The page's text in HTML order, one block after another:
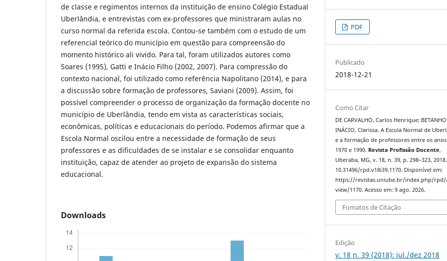
de classe e regimentos internos da instituição de ensino Colégio Estadual
Uberlândia, e entrevistas com ex-professores que ministraram aulas no
curso normal da referida escola. Contou-se também com o estudo de um
referencial teórico do município em questão para compreensão do
momento histórico ali vivido. Para tal, foram utilizados autores como
Soares (1995), Gatti e Inácio Filho (2002, 2007). Para compressão do
contexto nacional, foi utilizado como referência Napolitano (2014), e para
a discussão sobre formação de professores, Saviani (2009). Assim, foi
possível compreender o processo de organização da formação docente no
município de Uberlândia, tendo em vista as características sociais,
econômicas, políticas e educacionais do período. Podemos afirmar que a
Escola Normal oscilou entre a necessidade de formação de seus
professores e as dificuldades de se instalar e se consolidar enquanto
instituição, capaz de atender ao projeto de expansão do sistema
educacional.
Downloads
PDF
Publicado
2018-12-21
Como Citar
DE CARVALHO, Carlos Henrique; BETANHO
INÁCIO, Clarissa. A Escola Normal de
e a formação de professores entre os
1970 e 1990. Revista Profissão Docente,
Uberaba, MG, v. 18, n. 39, p. 298–323,
10.31496/rpd.v18i39.1170. Disponível em:
https://revistas.uniube.br/index.php/rpd/
view/1170. Acesso em: 9 ago. 2026.
Fomatos de Citação
Edição
v. 18 n. 39 (2018): jul./dez 2018